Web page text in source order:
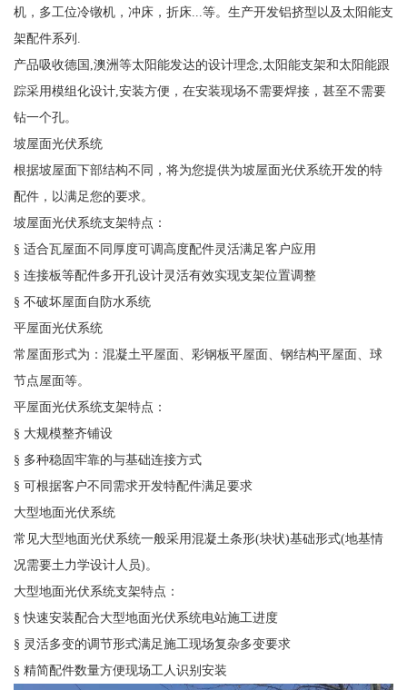
机，多工位冷镦机，冲床，折床...等。生产开发铝挤型以及太阳能支
架配件系列.
产品吸收德国,澳洲等太阳能发达的设计理念,太阳能支架和太阳能跟
踪采用模组化设计,安装方便，在安装现场不需要焊接，甚至不需要
钻一个孔。
坡屋面光伏系统
根据坡屋面下部结构不同，将为您提供为坡屋面光伏系统开发的特
配件，以满足您的要求。
坡屋面光伏系统支架特点：
§ 适合瓦屋面不同厚度可调高度配件灵活满足客户应用
§ 连接板等配件多开孔设计灵活有效实现支架位置调整
§ 不破坏屋面自防水系统
平屋面光伏系统
常屋面形式为：混凝土平屋面、彩钢板平屋面、钢结构平屋面、球
节点屋面等。
平屋面光伏系统支架特点：
§ 大规模整齐铺设
§ 多种稳固牢靠的与基础连接方式
§ 可根据客户不同需求开发特配件满足要求
大型地面光伏系统
常见大型地面光伏系统一般采用混凝土条形(块状)基础形式(地基情
况需要土力学设计人员)。
大型地面光伏系统支架特点：
§ 快速安装配合大型地面光伏系统电站施工进度
§ 灵活多变的调节形式满足施工现场复杂多变要求
§ 精简配件数量方便现场工人识别安装